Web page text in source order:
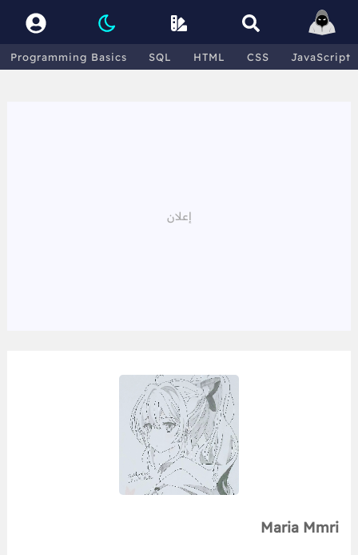
Programming Basics SQL HTML CSS JavaScript
Maria Mmri